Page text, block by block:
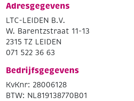
Adresgegevens
LTC-LEIDEN B.V.
W. Barentzstraat 11-13
2315 TZ LEIDEN
071 522 36 63
Bedrijfsgegevens
KvKnr: 28006128
BTW: NL819138770B01